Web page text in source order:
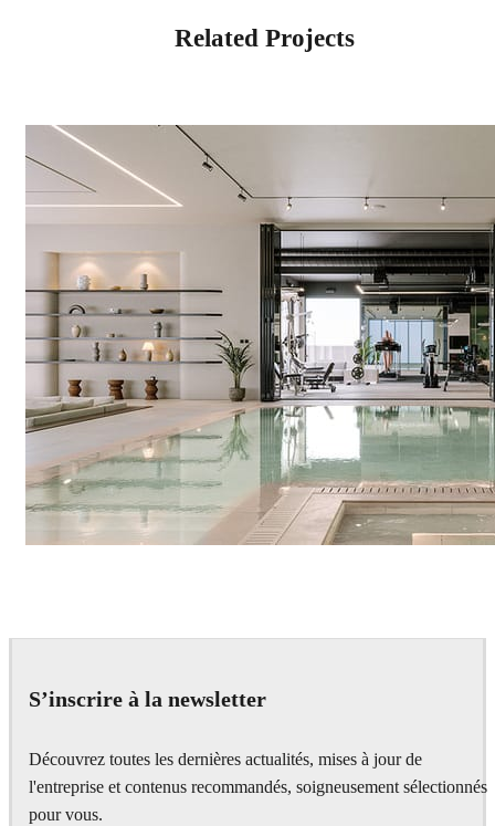
Related Projects
S’inscrire à la newsletter
Découvrez toutes les dernières actualités, mises à jour de
l'entreprise et contenus recommandés, soigneusement sélectionnés
pour vous.